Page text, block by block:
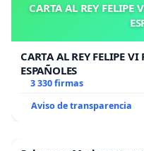
CARTA AL REY FELIPE
CARTA AL REY FELIPE
ESPAÑOLES
3 330 firmas
Aviso de transparencia